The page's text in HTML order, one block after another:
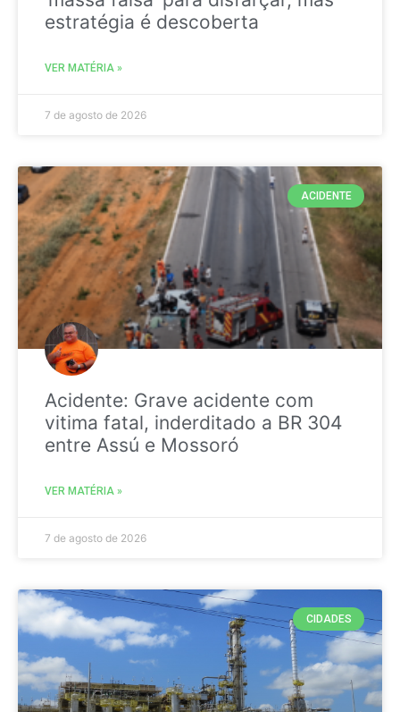
estratégia é descoberta
VER MATÉRIA »
7 de agosto de 2026
ACIDENTE
Acidente: Grave acidente com
vitima fatal, inderditado a BR 304
entre Assú e Mossoró
VER MATÉRIA »
7 de agosto de 2026
CIDADES